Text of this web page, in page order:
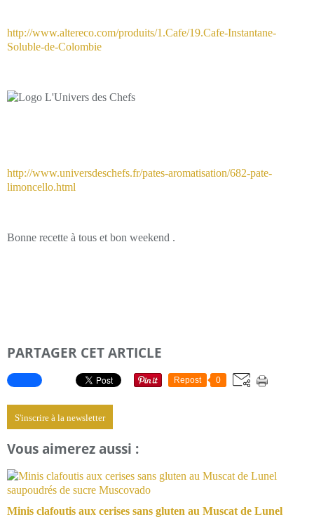
http://www.altereco.com/produits/1.Cafe/19.Cafe-Instantane-
Soluble-de-Colombie
http://www.universdeschefs.fr/pates-aromatisation/682-pate-
limoncello.html
Bonne recette à tous et bon weekend .
PARTAGER CET ARTICLE
Repost 0
S'inscrire à la newsletter
Vous aimerez aussi :
Minis clafoutis aux cerises sans gluten au Muscat de Lunel